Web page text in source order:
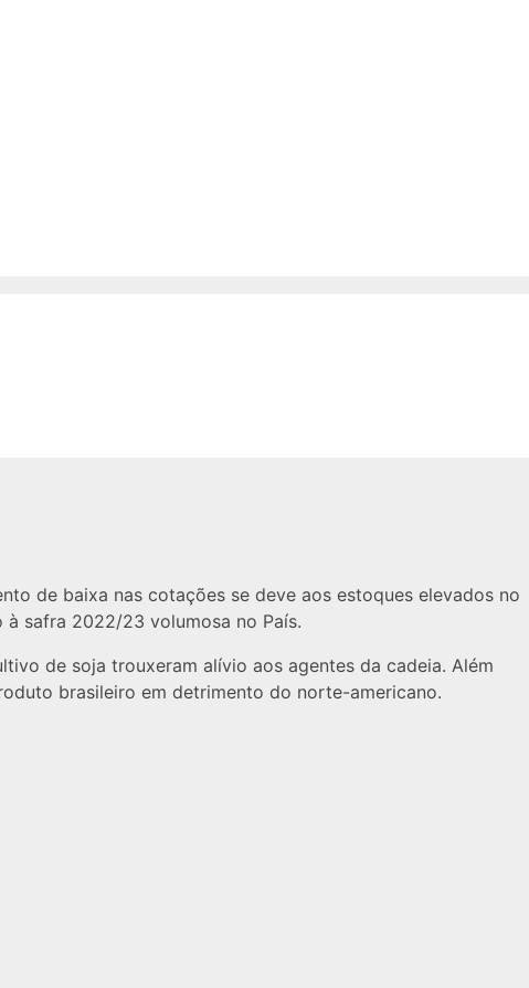
de baixa nas cotações se deve aos estoques elevados no
à safra 2022/23 volumosa no País.
de soja trouxeram alívio aos agentes da cadeia. Além
brasileiro em detrimento do norte-americano.